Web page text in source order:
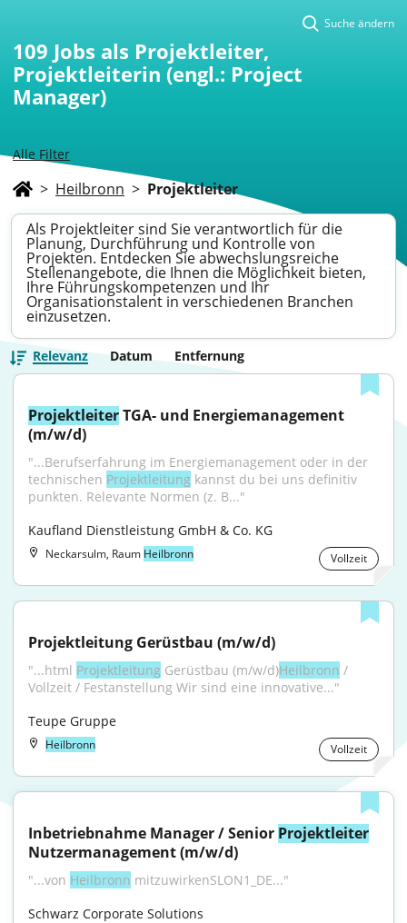
Alle Filter
Suche ändern
109 Jobs als Projektleiter,
Projektleiterin (engl.: Project
Manager)
> Heilbronn > Projektleiter
Als Projektleiter sind Sie verantwortlich für die
Planung, Durchführung und Kontrolle von
Projekten. Entdecken Sie abwechslungsreiche
Stellenangebote, die Ihnen die Möglichkeit bieten,
Ihre Führungskompetenzen und Ihr
Organisationstalent in verschiedenen Branchen
einzusetzen.
Relevanz Datum Entfernung
Projektleiter TGA- und Energiemanagement
(m/w/d)
"...Berufserfahrung im Energiemanagement oder in der
technischen Projektleitung kannst du bei uns definitiv
punkten. Relevante Normen (z. B..."
Kaufland Dienstleistung GmbH & Co. KG
Neckarsulm, Raum Heilbronn Vollzeit
Projektleitung Gerüstbau (m/w/d)
"...html Projektleitung Gerüstbau (m/w/d)Heilbronn /
Vollzeit / Festanstellung Wir sind eine innovative..."
Teupe Gruppe
Heilbronn Vollzeit
Inbetriebnahme Manager / Senior Projektleiter
Nutzermanagement (m/w/d)
"...von Heilbronn mitzuwirkenSLON1_DE..."
Schwarz Corporate Solutions